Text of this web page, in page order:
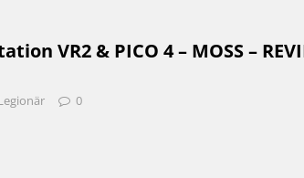
VR2 & PICO 4 – MOSS –
0